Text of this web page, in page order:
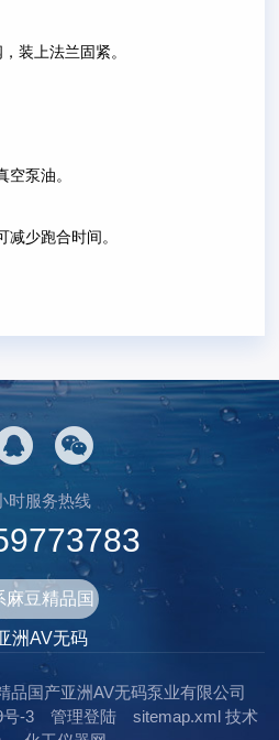
装上法兰固紧。
泵油。
少跑合时间。
时服务热线
麻豆精品国
洲AV无码
品国产亚洲AV无码泵业有限公司
号-3
管理登陆 sitemap.xml 技术